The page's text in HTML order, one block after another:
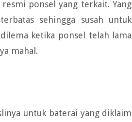
ponsel yang terkait. Yang
sehingga susah untuk
ketika ponsel telah lama
mahal.
untuk baterai yang diklaim